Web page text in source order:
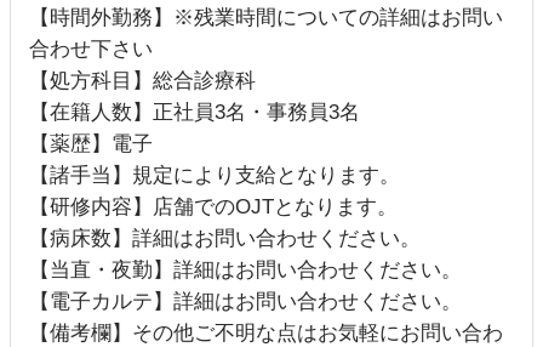
【時間外勤務】※残業時間についての詳細はお問い
合わせ下さい
【処方科目】総合診療科
【在籍人数】正社員3名・事務員3名
【薬歴】電子
【諸手当】規定により支給となります。
【研修内容】店舗でのOJTとなります。
【病床数】詳細はお問い合わせください。
【当直・夜勤】詳細はお問い合わせください。
【電子カルテ】詳細はお問い合わせください。
【備考欄】その他ご不明な点はお気軽にお問い合わ